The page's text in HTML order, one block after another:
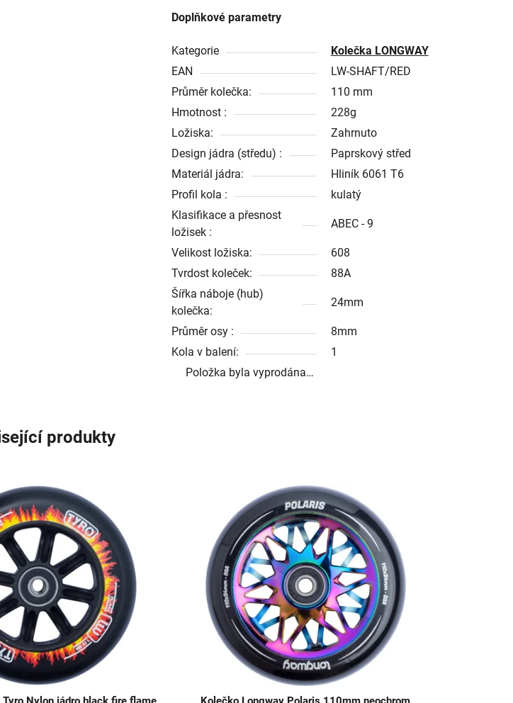
Doplňkové parametry
Kategorie
Kolečka LONGWAY
EAN
LW-SHAFT/RED
Průměr kolečka:
110 mm
Hmotnost :
228g
Ložiska:
Zahrnuto
Design jádra (středu) :
Paprskový střed
Materiál jádra:
Hliník 6061 T6
Profil kola :
kulatý
Klasifikace a přesnost
ložisek :
ABEC - 9
Velikost ložiska:
608
Tvrdost koleček:
88A
Šířka náboje (hub)
kolečka:
24mm
Průměr osy :
8mm
Kola v balení:
1
Položka byla vyprodána…
produkty